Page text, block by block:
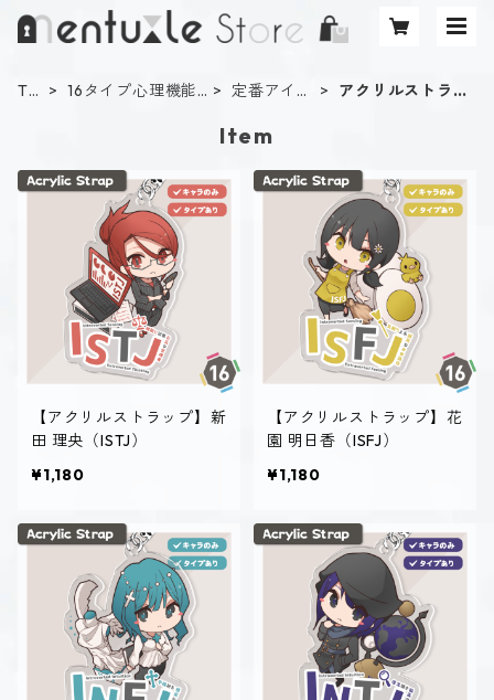
TO
16タイプ心理機能
定番アイテ
アクリルストラ
Item
【アクリルストラップ】新
田 理央（ISTJ）
¥1,180
【アクリルストラップ】花
園 明日香（ISFJ）
¥1,180